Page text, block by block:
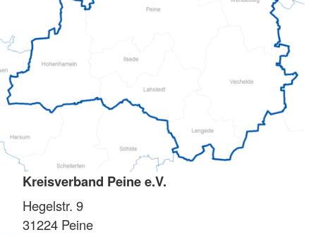
Kreisverband Peine e.V.
Hegelstr. 9
31224 Peine